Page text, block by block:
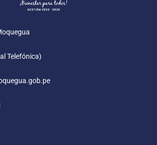
Telefónica)